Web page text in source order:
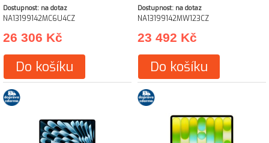
Dostupnost: na dotaz
NA13199142MC6U4CZ
26 306 Kč
Do košíku
Dostupnost: na dotaz
NA13199142MW123CZ
23 492 Kč
Do košíku